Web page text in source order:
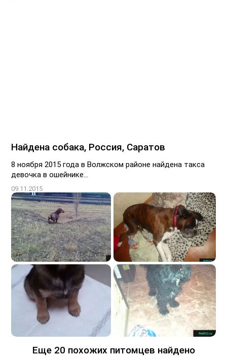
Найдена собака, Россия, Саратов
8 ноября 2015 года в Волжском районе найдена такса
девочка в ошейнике...
09.11.2015
Еще 20 похожих питомцев найдено